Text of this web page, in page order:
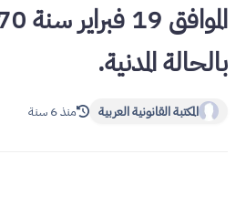
بالحالة المدنية.
المكتبة القانونية العربية منذ 6 سنة